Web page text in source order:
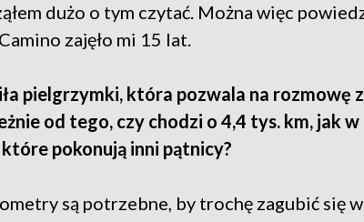
dużo o tym czytać. Można więc
zajęło mi 15 lat.
pielgrzymki, która pozwala na rozmowę
od tego, czy chodzi o 4,4 tys. km, jak
pokonują inni pątnicy?
są potrzebne, by trochę zagubić się